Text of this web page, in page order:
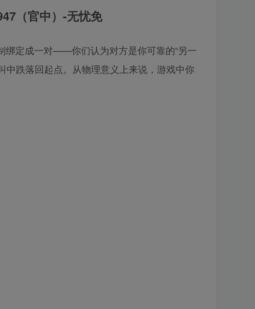
绑定成一对——你们认为对方是你可靠的“另一
中跌落回起点。从物理意义上来说，游戏中你